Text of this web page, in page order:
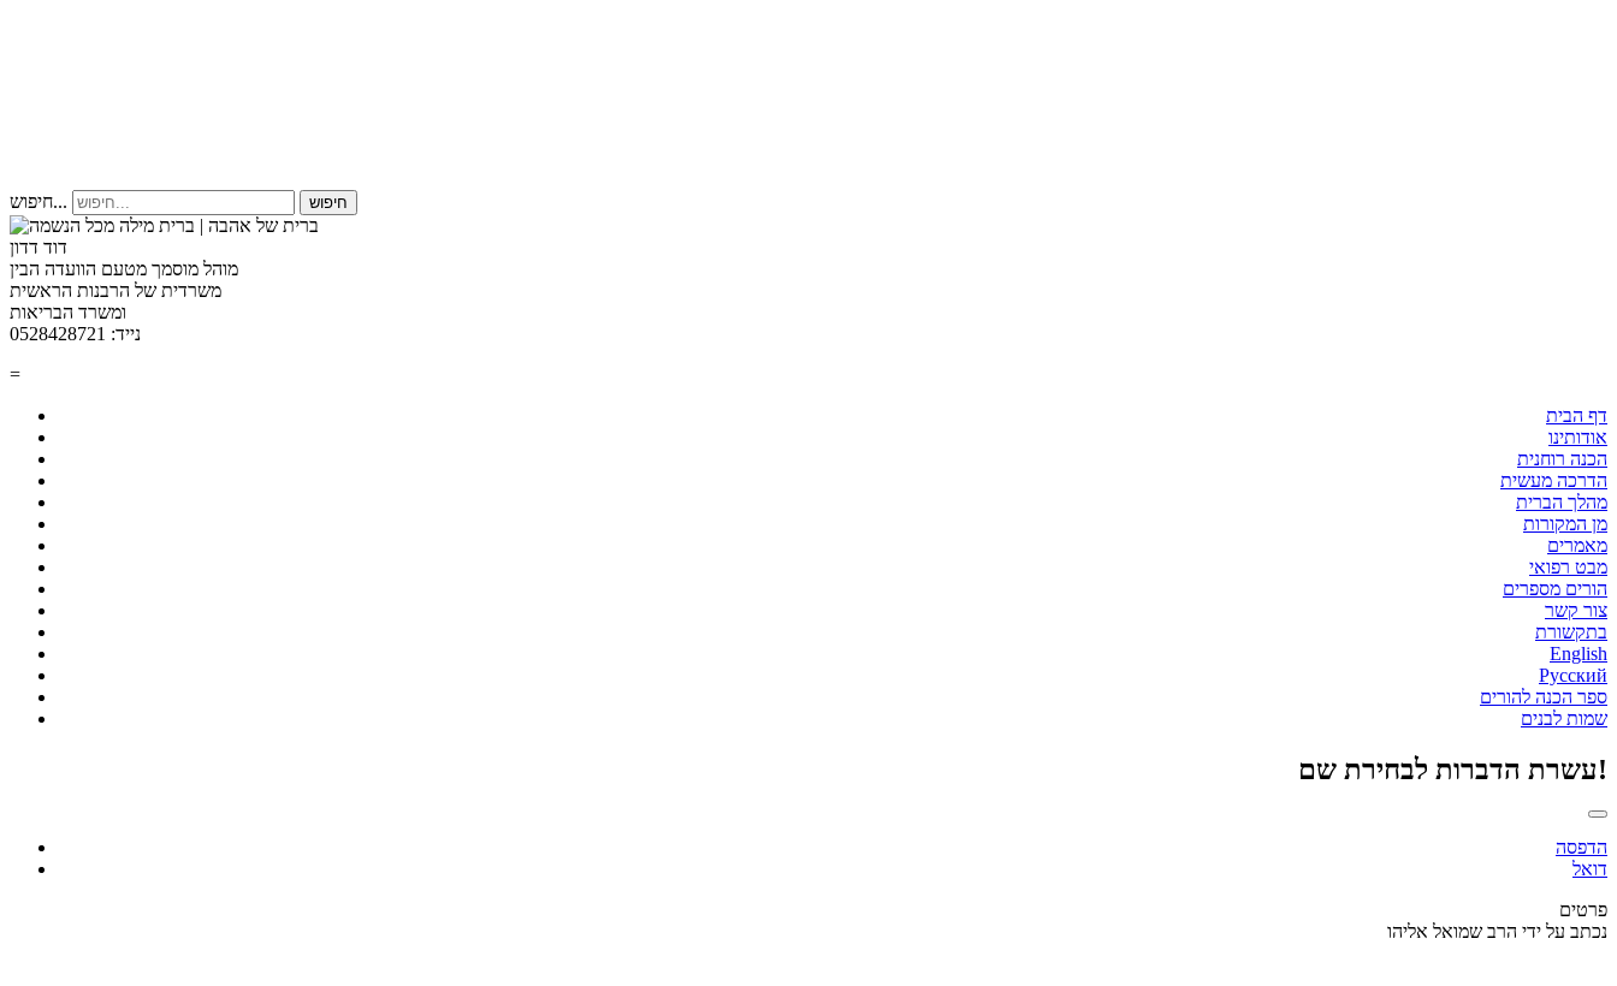
חיפוש... חיפוש
דוד דדון
מוהל מוסמך מטעם הוועדה הבין
משרדית של הרבנות הראשית
ומשרד הבריאות
נייד: 0528428721
=
דף הבית
אודותינו
הכנה רוחנית
הדרכה מעשית
מהלך הברית
מן המקורות
מאמרים
מבט רפואי
הורים מספרים
צור קשר
בתקשורת
English
Русский
ספר הכנה להורים
שמות לבנים
עשרת הדברות לבחירת שם!
הדפסה
דואל
פרטים
נכתב על ידי הרב שמואל אליהו